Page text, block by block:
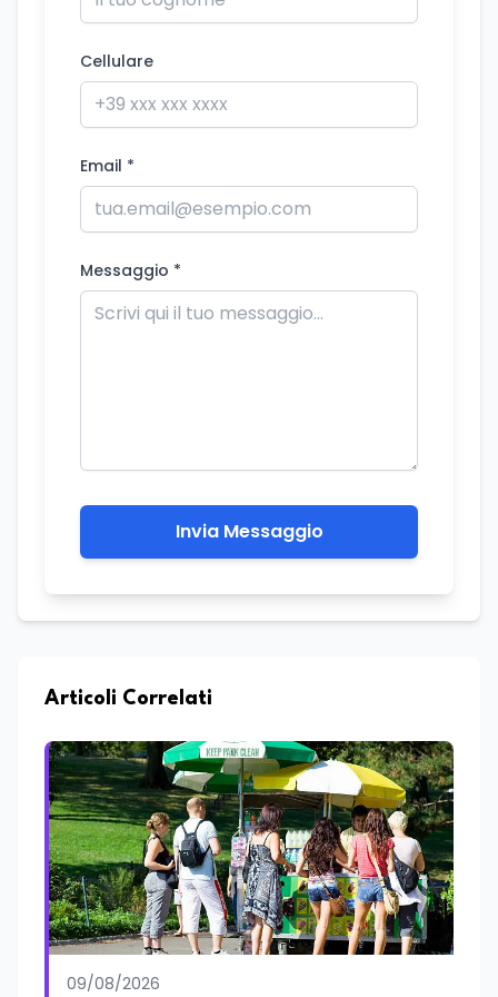
Cellulare
Email *
Messaggio *
Invia Messaggio
Articoli Correlati
09/08/2026